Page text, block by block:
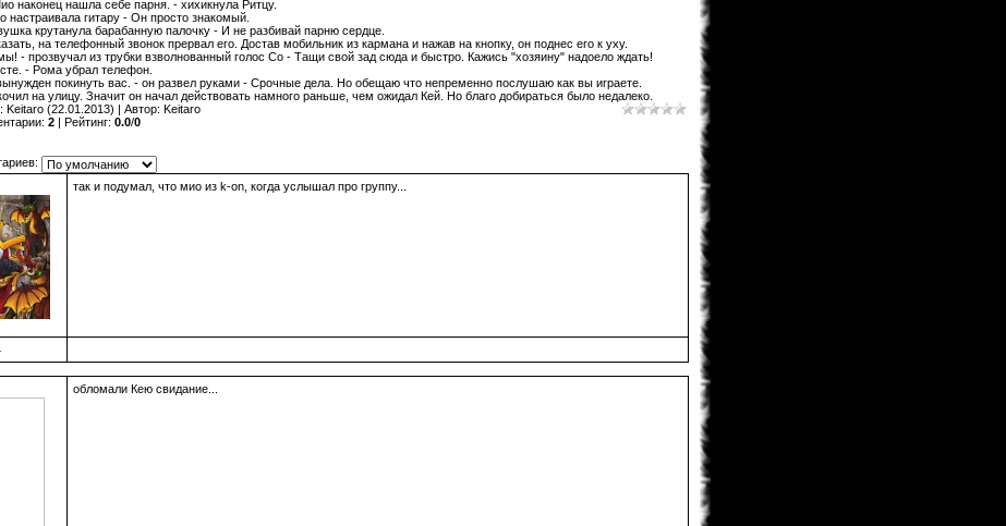
наконец нашла себе парня. - хихикнула Ритцу.
гитару - Он просто знакомый.
крутанула барабанную палочку - И не разбивай парню сердце.
на телефонный звонок прервал его. Достав мобильник из кармана и нажав на кнопку, он поднес его к уху.
- прозвучал из трубки взволнованный голос Со - Тащи свой зад сюда и быстро. Кажись "хозяину" надоело ждать!
- Рома убрал телефон.
покинуть вас. - он развел руками - Срочные дела. Но обещаю что непременно послушаю как вы играете.
на улицу. Значит он начал действовать намного раньше, чем ожидал Кей. Но благо добираться было недалеко.
: Keitaro(22.01.2013) | Автор: Keitaro
: 2| Рейтинг: 0.0/0
так и подумал, что мио из k-on, когда услышал про группу...
обломали Кею свидание...